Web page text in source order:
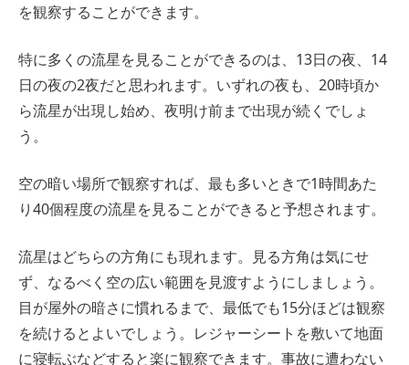
を観察することができます。
特に多くの流星を見ることができるのは、13日の夜、14
日の夜の2夜だと思われます。いずれの夜も、20時頃か
ら流星が出現し始め、夜明け前まで出現が続くでしょ
う。
空の暗い場所で観察すれば、最も多いときで1時間あた
り40個程度の流星を見ることができると予想されます。
流星はどちらの方角にも現れます。見る方角は気にせ
ず、なるべく空の広い範囲を見渡すようにしましょう。
目が屋外の暗さに慣れるまで、最低でも15分ほどは観察
を続けるとよいでしょう。レジャーシートを敷いて地面
に寝転ぶなどすると楽に観察できます。事故に遭わない